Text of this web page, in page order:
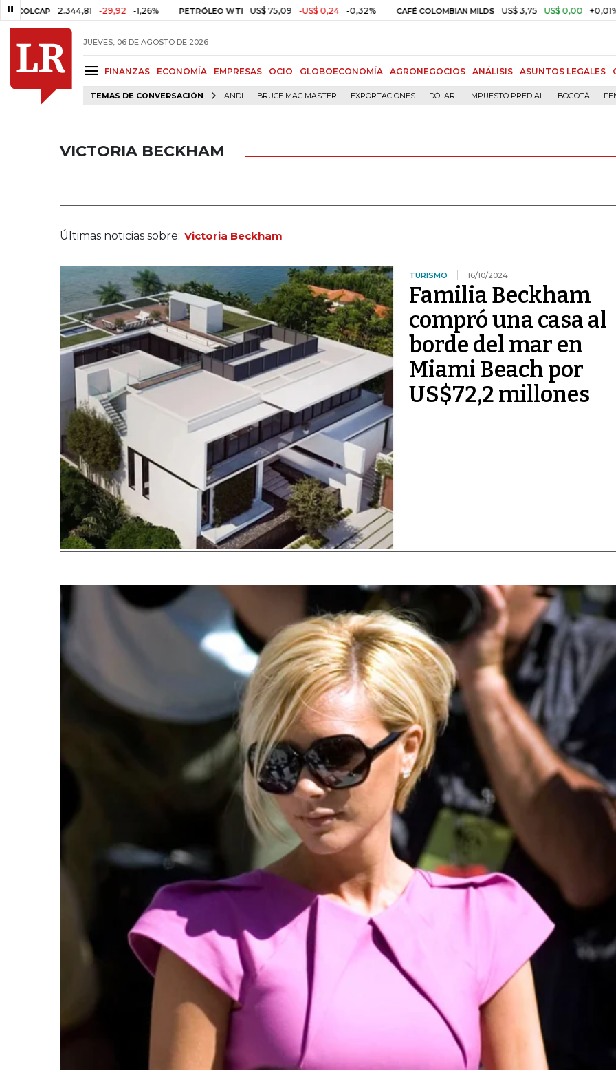
2.344,81 -29,92 -1,26% PETRÓLEO WTI US$ 75,09 -US$ 0,24 -0,32% CAFÉ COLOMBIAN MILDS US$ 3,75 US$ 0,00 +0,01%
JUEVES, 06 DE AGOSTO DE 2026
FINANZAS ECONOMÍA EMPRESAS OCIO GLOBOECONOMÍA AGRONEGOCIOS ANÁLISIS ASUNTOS LEGALES
TEMAS DE CONVERSACIÓN ANDI BRUCE MAC MASTER EXPORTACIONES DÓLAR IMPUESTO PREDIAL BOGOTÁ
VICTORIA BECKHAM
Últimas noticias sobre: Victoria Beckham
TURISMO 16/10/2024
Familia Beckham
compró una casa al
borde del mar en
Miami Beach por
US$72,2 millones